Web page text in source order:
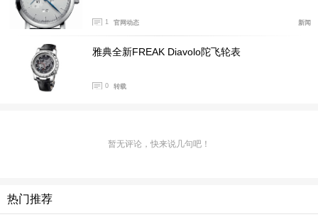
1 官网动态 新闻
雅典全新FREAK Diavolo陀飞轮表
0 转载
暂无评论，快来说几句吧！
热门推荐